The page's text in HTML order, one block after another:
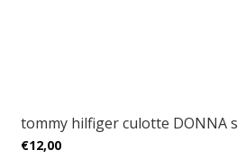
tommy hilfiger culotte DONNA s
€12,00